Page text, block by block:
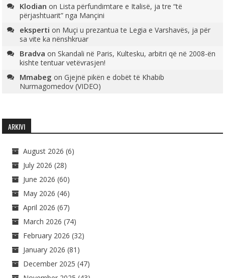
Klodian on Lista përfundimtare e Italisë, ja tre “të
përjashtuarit” nga Mançini
eksperti on Muçi u prezantua te Legia e Varshavës, ja për
sa vite ka nënshkruar
Bradva onSkandali në Paris, Kultesku, arbitri që në 2008-ën
kishte tentuar vetëvrasjen!
Mmabeg onGjejnë pikën e dobët të Khabib
Nurmagomedov (VIDEO)
ARKIVI
August 2026 (6)
July 2026 (28)
June 2026 (60)
May 2026 (46)
April 2026 (67)
March 2026 (74)
February 2026 (32)
January 2026 (81)
December 2025 (47)